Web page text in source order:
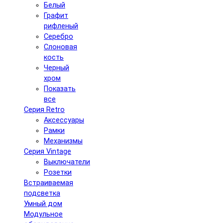
Белый
Графит
рифленый
Серебро
Слоновая
кость
Черный
хром
Показать
все
Серия Retro
Аксессуары
Рамки
Механизмы
Серия Vintage
Выключатели
Розетки
Встраиваемая
подсветка
Умный дом
Модульное